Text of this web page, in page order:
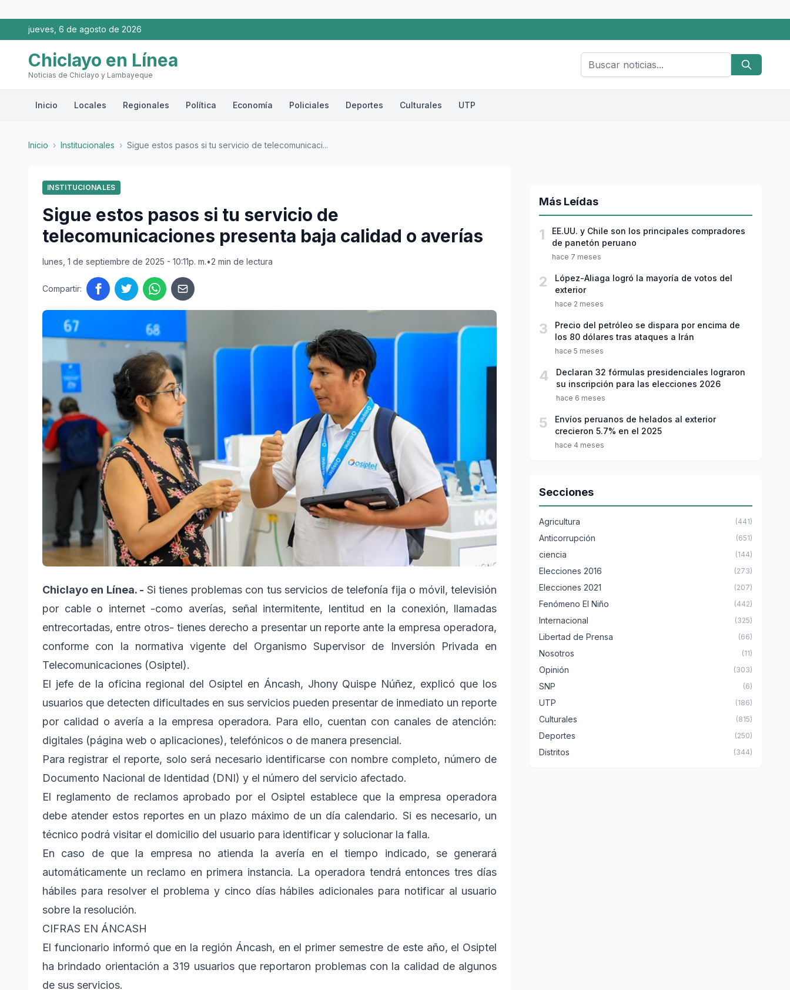
jueves, 6 de agosto de 2026
Chiclayo en Línea
Noticias de Chiclayo y Lambayeque
Inicio Locales Regionales Política Economía Policiales Deportes Culturales UTP
Inicio › Institucionales › Sigue estos pasos si tu servicio de telecomunicaci...
INSTITUCIONALES
Sigue estos pasos si tu servicio de
telecomunicaciones presenta baja calidad o averías
lunes, 1 de septiembre de 2025 - 10:11p. m.•2 min de lectura
Compartir:
Chiclayo en Línea. - Si tienes problemas con tus servicios de telefonía fija o móvil, televisión
por cable o internet -como averías, señal intermitente, lentitud en la conexión, llamadas
entrecortadas, entre otros- tienes derecho a presentar un reporte ante la empresa operadora,
conforme con la normativa vigente del Organismo Supervisor de Inversión Privada en
Telecomunicaciones (Osiptel).
El jefe de la oficina regional del Osiptel en Áncash, Jhony Quispe Núñez, explicó que los
usuarios que detecten dificultades en sus servicios pueden presentar de inmediato un reporte
por calidad o avería a la empresa operadora. Para ello, cuentan con canales de atención:
digitales (página web o aplicaciones), telefónicos o de manera presencial.
Para registrar el reporte, solo será necesario identificarse con nombre completo, número de
Documento Nacional de Identidad (DNI) y el número del servicio afectado.
El reglamento de reclamos aprobado por el Osiptel establece que la empresa operadora
debe atender estos reportes en un plazo máximo de un día calendario. Si es necesario, un
técnico podrá visitar el domicilio del usuario para identificar y solucionar la falla.
En caso de que la empresa no atienda la avería en el tiempo indicado, se generará
automáticamente un reclamo en primera instancia. La operadora tendrá entonces tres días
hábiles para resolver el problema y cinco días hábiles adicionales para notificar al usuario
sobre la resolución.
CIFRAS EN ÁNCASH
El funcionario informó que en la región Áncash, en el primer semestre de este año, el Osiptel
ha brindado orientación a 319 usuarios que reportaron problemas con la calidad de algunos
de sus servicios.
Más Leídas
1
EE.UU. y Chile son los principales compradores
de panetón peruano
hace 7 meses
2
López-Aliaga logró la mayoría de votos del
exterior
hace 2 meses
3
Precio del petróleo se dispara por encima de
los 80 dólares tras ataques a Irán
hace 5 meses
4
Declaran 32 fórmulas presidenciales lograron
su inscripción para las elecciones 2026
hace 6 meses
5
Envíos peruanos de helados al exterior
crecieron 5.7% en el 2025
hace 4 meses
Secciones
Agricultura (441)
Anticorrupción (651)
ciencia (144)
Elecciones 2016 (273)
Elecciones 2021 (207)
Fenómeno El Niño (442)
Internacional (325)
Libertad de Prensa (66)
Nosotros (11)
Opinión (303)
SNP (6)
UTP (186)
Culturales (815)
Deportes (250)
Distritos (344)